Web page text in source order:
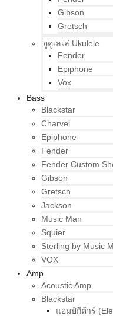
Gibson
Gretsch
อูคูเลเล่ Ukulele
Fender
Epiphone
Vox
Bass
Blackstar
Charvel
Epiphone
Fender
Fender Custom
Gibson
Gretsch
Jackson
Music Man
Squier
Sterling by Music
VOX
Amp
Acoustic Amp
Blackstar
แอมป์กีต้าร์